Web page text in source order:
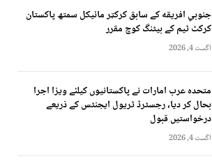
جنوبي افريقه کے سابق کرکټر مائیکل سمتھ پاکستان
کرکٹ ٹیم کے بیٹنگ کوچ مقرر
اگست 4, 2026
متحدہ عرب امارات نے پاکستانیوں کیلئے ویزا اجرا
بحال کر دیا، رجسٹرڈ ٹریول ایجنٹس کے ذریعے
درخواستیں قبول
اگست 4, 2026